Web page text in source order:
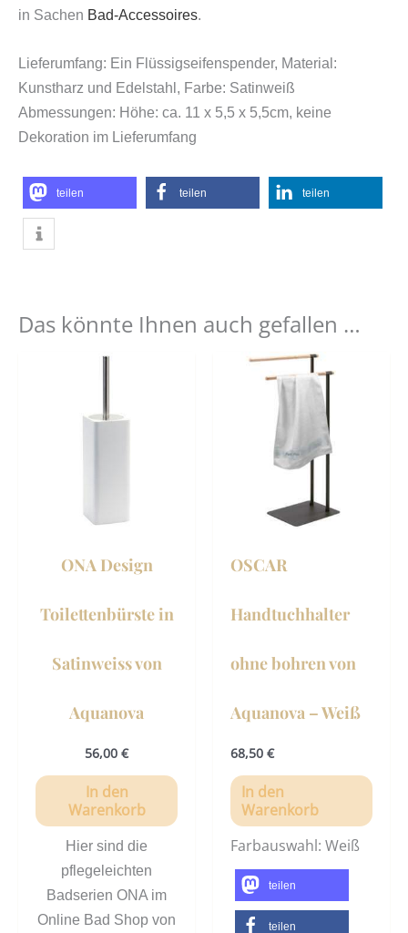
in Sachen Bad-Accessoires.
Lieferumfang: Ein Flüssigseifenspender, Material:
Kunstharz und Edelstahl, Farbe: Satinweiß
Abmessungen: Höhe: ca. 11 x 5,5 x 5,5cm, keine
Dekoration im Lieferumfang
teilen teilen teilen
Das könnte Ihnen auch gefallen …
ONA Design
Toilettenbürste in
Satinweiss von
Aquanova
56,00 €
In den
Warenkorb
Hier sind die
pflegeleichten
Badserien ONA im
Online Bad Shop von
OSCAR
Handtuchhalter
ohne bohren von
Aquanova – Weiß
68,50€
In den
Warenkorb
Farbauswahl: Weiß
teilen
teilen